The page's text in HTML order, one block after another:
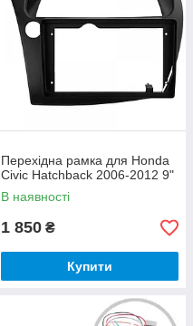
Перехідна рамка для Honda
Civic Hatchback 2006-2012 9"
В наявності
1 850 ₴
Купити